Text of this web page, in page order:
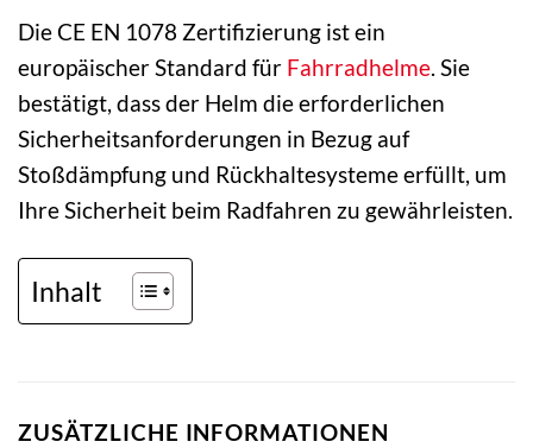
Die CE EN 1078 Zertifizierung ist ein
europäischer Standard für Fahrradhelme. Sie
bestätigt, dass der Helm die erforderlichen
Sicherheitsanforderungen in Bezug auf
Stoßdämpfung und Rückhaltesysteme erfüllt, um
Ihre Sicherheit beim Radfahren zu gewährleisten.
Inhalt
ZUSÄTZLICHE INFORMATIONEN